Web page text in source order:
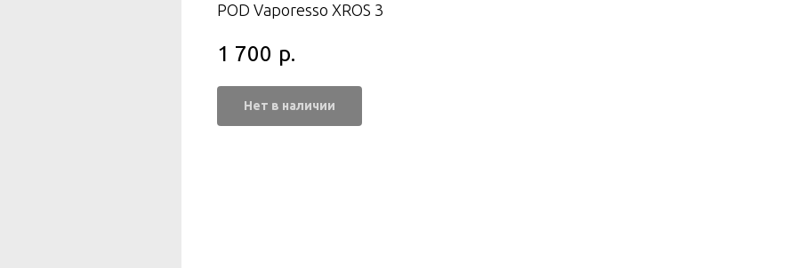
POD Vaporesso XROS 3
1 700 р.
Нет в наличии